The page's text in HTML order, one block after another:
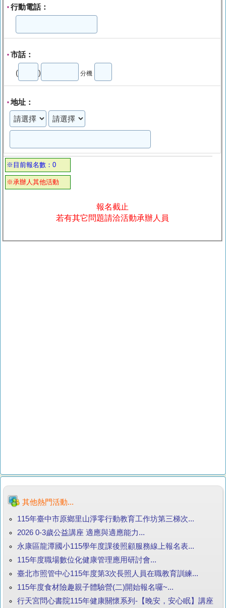
* 行動電話：
* 市話：
( ) 分機
*地址：
※目前報名數：0
※承辦人其他活動
報名截止
若有其它問題請洽活動承辦人員
其他熱門活動...
115年臺中市原鄉里山淨零行動教育工作坊第三梯次...
2026 0-3歲公益講座 適應與適應能力...
永康區龍潭國小115學年度課後照顧服務線上報名表...
115年度職場數位化健康管理應用研討會...
臺北市照管中心115年度第3次長照人員在職教育訓練...
115年度食材險趣親子體驗營(二)開始報名囉~...
行天宮問心書院115年健康關懷系列-【晚安，安心眠】講座